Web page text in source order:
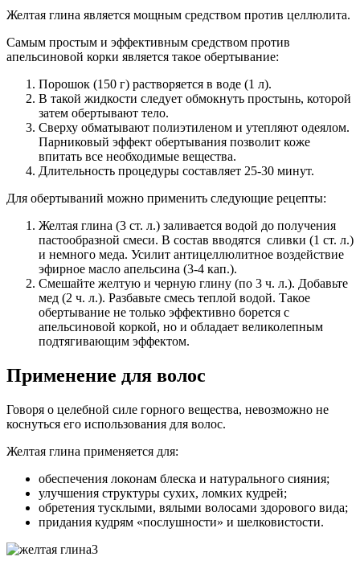
Желтая глина является мощным средством против целлюлита.
Самым простым и эффективным средством против
апельсиновой корки является такое обертывание:
Порошок (150 г) растворяется в воде (1 л).
В такой жидкости следует обмокнуть простынь, которой
затем обертывают тело.
Сверху обматывают полиэтиленом и утепляют одеялом.
Парниковый эффект обертывания позволит коже
впитать все необходимые вещества.
Длительность процедуры составляет 25-30 минут.
Для обертываний можно применить следующие рецепты:
Желтая глина (3 ст. л.) заливается водой до получения
пастообразной смеси. В состав вводятся сливки (1 ст. л.)
и немного меда. Усилит антицеллюлитное воздействие
эфирное масло апельсина (3-4 кап.).
Смешайте желтую и черную глину (по 3 ч. л.). Добавьте
мед (2 ч. л.). Разбавьте смесь теплой водой. Такое
обертывание не только эффективно борется с
апельсиновой коркой, но и обладает великолепным
подтягивающим эффектом.
Применение для волос
Говоря о целебной силе горного вещества, невозможно не
коснуться его использования для волос.
Желтая глина применяется для:
обеспечения локонам блеска и натурального сияния;
улучшения структуры сухих, ломких кудрей;
обретения тусклыми, вялыми волосами здорового вида;
придания кудрям «послушности» и шелковистости.